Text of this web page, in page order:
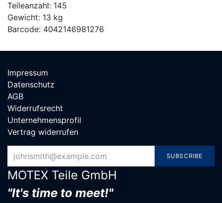
Teileanzahl: 145
Gewicht: 13 kg
Barcode: 4042146981276
Impressum
Datenschutz
AGB
Widerrufsrecht
Unternehmensprofil
Vertrag widerrufen
SUBSCRIBE
MOTEX Teile G​mbH
"It's time to meet!"